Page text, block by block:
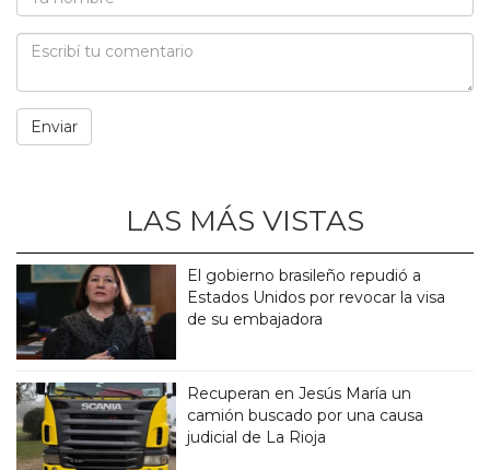
LAS MÁS VISTAS
El gobierno brasileño repudió a
Estados Unidos por revocar la visa
de su embajadora
Recuperan en Jesús María un
camión buscado por una causa
judicial de La Rioja